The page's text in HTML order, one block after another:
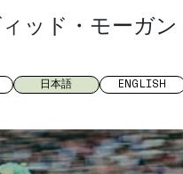
ッド・モーガン
日本語 ENGLISH